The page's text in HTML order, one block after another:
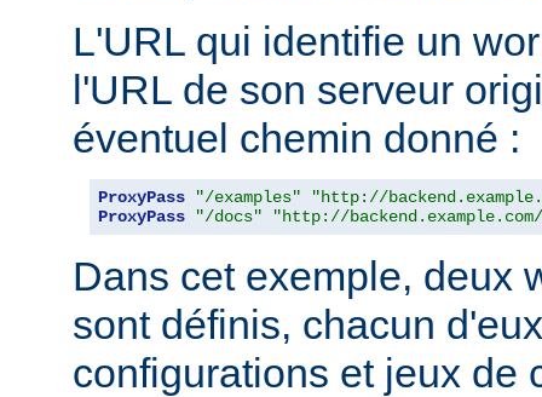
L'URL qui identifie un
l'URL de son serveur
éventuel chemin donné :
ProxyPass "/examples"
"http://
ProxyPass
"/docs" "http://
Dans cet exemple, deux
sont définis, chacun
configurations et jeux de